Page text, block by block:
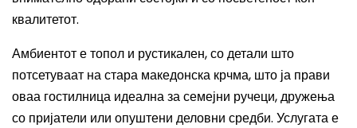
квалитетот.
Амбиентот е топол и рустикален, со детали што
потсетуваат на стара македонска крчма, што ја прави
оваа гостилница идеална за семејни ручеци, дружења
со пријатели или опуштени деловни средби. Услугата е